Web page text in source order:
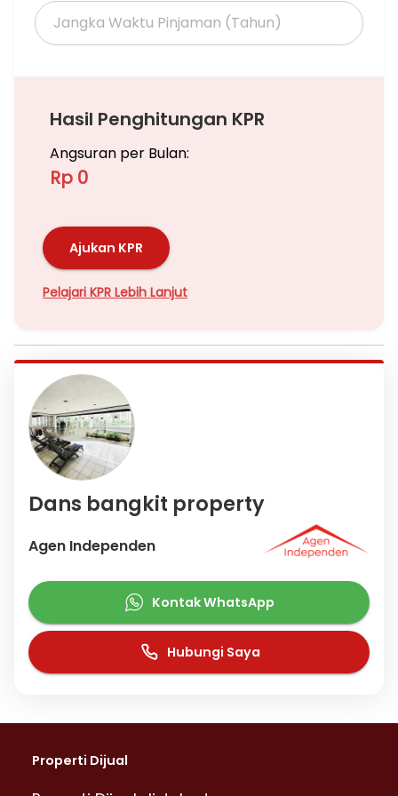
Hasil Penghitungan KPR
Angsuran per Bulan:
Rp 0
Ajukan KPR
Pelajari KPR Lebih Lanjut
Dans bangkit property
Agen Independen
Kontak WhatsApp
Hubungi Saya
Properti Dijual